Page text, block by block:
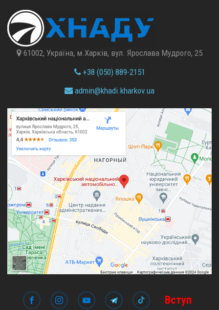
61002, Україна, м.Харків, вул. Ярослава Мудрого, 25
+38 (050) 889-2151
admin@khadi.kharkov.ua
Вступ